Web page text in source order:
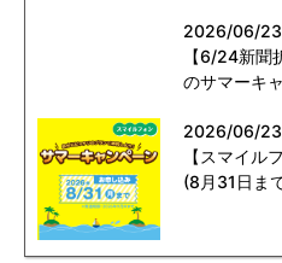
2026/06/23
【6/24新聞
のサマーキ
2026/06/23
【スマイル
(8月31日ま